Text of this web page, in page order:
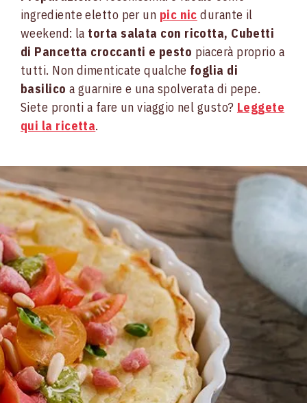
ingrediente eletto per un pic nic durante il
weekend: la torta salata con ricotta, Cubetti
di Pancetta croccanti e pesto piacerà proprio a
tutti. Non dimenticate qualche foglia di
basilico a guarnire e una spolverata di pepe.
Siete pronti a fare un viaggio nel gusto? Leggete
qui la ricetta.